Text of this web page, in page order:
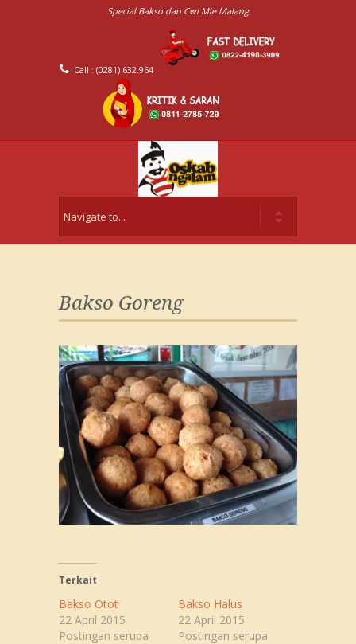
Special Bakso dan Cwi Mie Malang
Call : (0281) 632.964
Bakso Goreng
Terkait
Bakso Otot
22 April 2015
Postingan serupa
Bakso Halus
22 April 2015
Postingan serupa